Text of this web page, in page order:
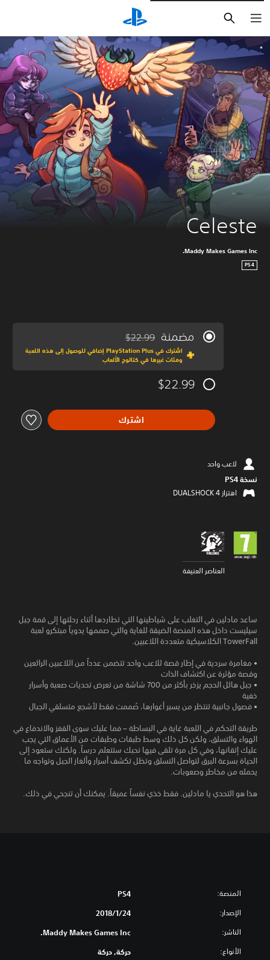
Celeste
Maddy Makes Games Inc.
PS4
مضمنة مخصوم من السعر الأصلي البالغ $22.99‏
$22.99
اشترك في PlayStation Plus إضافي للوصول إلى هذه اللعبة
ومئات غيرها في كتالوج الألعاب
$22.99
اشترك
لاعب واحد
نسخة PS4‏
اهتزاز DUALSHOCK 4‏
العناصر العنيفة
ساعد مادلين في التغلب على شياطينها التي تطاردها أثناء رحلتها إلى قمة جبل
سيليست داخل هذه المنصة الضيقة للغاية والتي صممها يدوياً مبتكرو لعبة
TowerFall الكلاسيكية متعددة اللاعبين.
• مغامرة سردية في إطار قصة للاعب واحد تتضمن عدداً من اللاعبين الرائعين
وقصة مؤثرة عن اكتشاف الذات
• جبل هائل الحجم يزخر بأكثر من 700 شاشة من تعرض تحديات صعبة وأسرار
خفية
• فصول جانبية تنتظر من يسبر أغوارها، صُممت فقط لأشجع متسلقي الجبال
طريقة التحكم في اللعبة غاية في البساطة – فما عليك سوى القفز والاندفاع في
الهواء والتسلق، ولكن كل ذلك وسط طبقات وطبقات من الأعماق التي يجب
عليك إتقانها، وفي كل مرة تلقى فيها نحبك ستتعلم درساً. ولكنك ستعود إلى
الحياة بسرعة البرق لتواصل التسلق وتظل تكشف أسرار وألغاز الجبل وتواجه ما
يحمله من مخاطر وصعوبات.
هذا هو التحدي يا مادلين. فقط خذي نفساً عميقاً. يمكنك أن تنجحي في ذلك.
المنصة: PS4
الإصدار: 24‏/1‏/2018
الناشر: Maddy Makes Games Inc.
الأنواع: حركة, حركة